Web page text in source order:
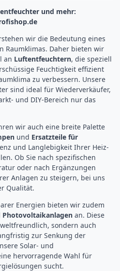
und mehr:
wir die Bedeutung eines
Raumklimas. Daher bieten wir
an Luftentfeuchtern, die speziell
Feuchtigkeit effizient
zu verbessern. Unsere
sind ideal für Wiederverkäufer,
und DIY-Bereich nur das
wir auch eine breite Palette
und Ersatzteile für
und Langlebigkeit Ihrer Heiz-
Ob Sie nach spezifischen
oder nach Ergänzungen
Anlagen zu steigern, bei uns
Qualität.
Energien bieten wir zudem
Photovoltaikanlagen an. Diese
sondern auch
zur Senkung der
Solar- und
hervorragende Wahl für
sucht.